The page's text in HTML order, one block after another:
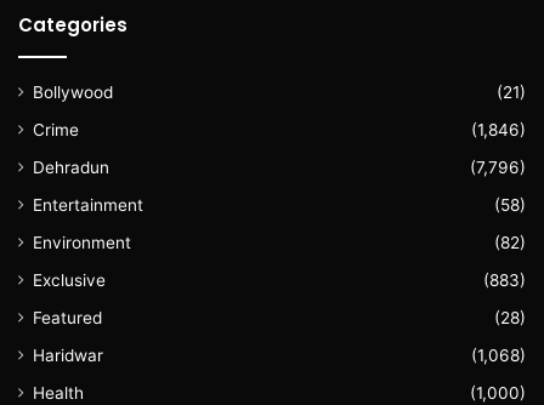
Categories
Bollywood
(21)
Crime
(1,846)
Dehradun
(7,796)
Entertainment
(58)
Environment
(82)
Exclusive
(883)
Featured
(28)
Haridwar
(1,068)
Health
(1,000)